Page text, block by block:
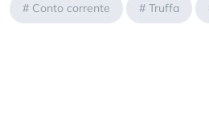
# Conto corrente # Truffa